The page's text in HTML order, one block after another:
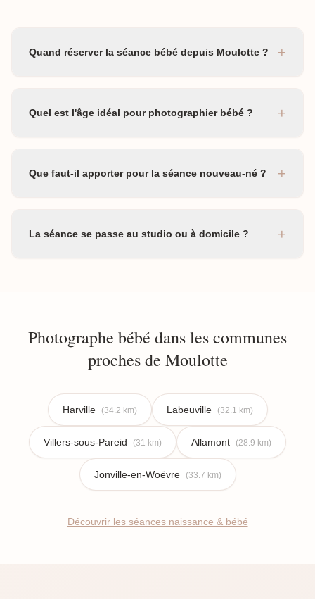
Quand réserver la séance bébé depuis Moulotte ? +
Quel est l'âge idéal pour photographier bébé ? +
Que faut-il apporter pour la séance nouveau-né ? +
La séance se passe au studio ou à domicile ? +
Photographe bébé dans les communes
proches de Moulotte
Harville (34.2 km) Labeuville (32.1 km)
Villers-sous-Pareid (31 km) Allamont (28.9 km)
Jonville-en-Woëvre (33.7 km)
Découvrir les séances naissance & bébé